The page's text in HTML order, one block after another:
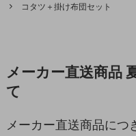
コタツ＋掛け布団セット
メーカー直送商品
て
メーカー直送商品につ